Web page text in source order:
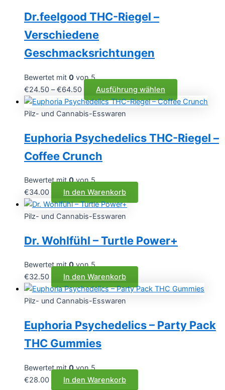
Dr.feelgood THC-Riegel –
Verschiedene
Geschmacksrichtungen
Bewertet mit 0 von 5
€24.50 –€64.50Preisspanne:
€24.50
bis
Ausführung wählen
Produkt
Varianten
werden
Pilz- und Cannabis-Esswaren
Euphoria Psychedelics THC-Riegel –
Coffee Crunch
Bewertet mit0von 5
€34.00 In den Warenkorb
Pilz- und Cannabis-Esswaren
Dr. Wohlfühl – Turtle Power+
Bewertet mit0von 5
€32.50 In den Warenkorb
Pilz- und Cannabis-Esswaren
Euphoria Psychedelics – Party Pack
THC Gummies
Bewertet mit0von 5
€28.00 In den Warenkorb